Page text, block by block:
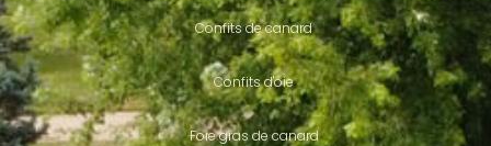
Confits de canard
Confits d'oie
Foie gras de canard